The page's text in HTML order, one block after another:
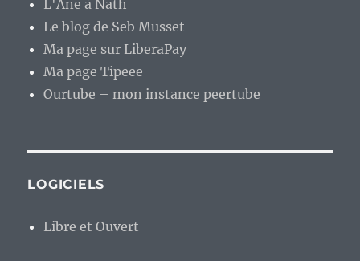
L'Âne à Nath
Le blog de Seb Musset
Ma page sur LiberaPay
Ma page Tipeee
Ourtube – mon instance peertube
LOGICIELS
Libre et Ouvert